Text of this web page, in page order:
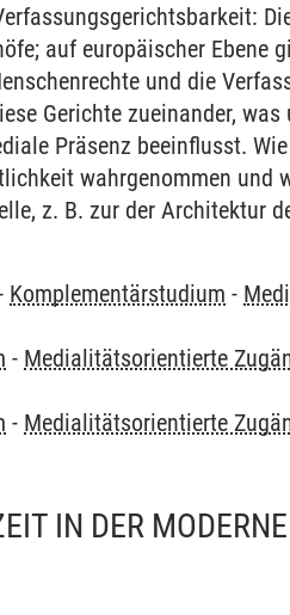
auf europäischer Ebene
und die
Gerichte zueinander, was
Präsenz beeinflusst.
wahrgenommen und
z. B. zur der Architektur
Komplementärstudium -
- Medialitätsorientierte
- Medialitätsorientierte
IN DER MODERNE